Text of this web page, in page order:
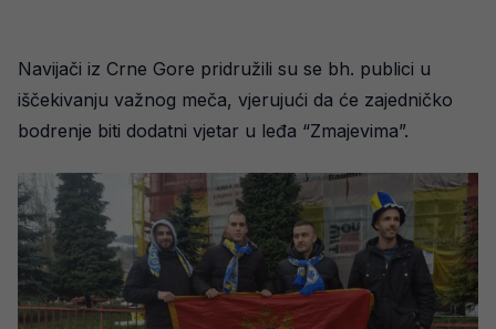
Navijači iz Crne Gore pridružili su se bh. publici u
iščekivanju važnog meča, vjerujući da će zajedničko
bodrenje biti dodatni vjetar u leđa “Zmajevima”.